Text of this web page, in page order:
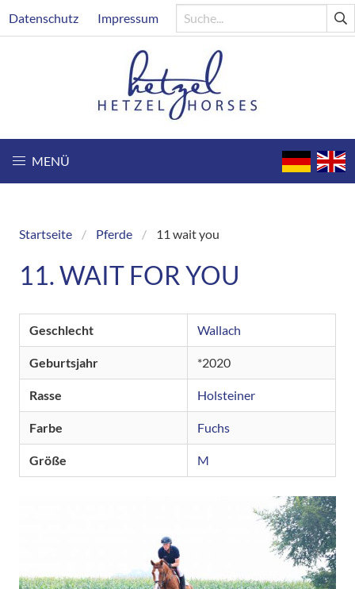
zum
Header
Datenschutz Impressum
MENÜ
Breadcrumb
Startseite Pferde 11 wait you
11. WAIT FOR YOU
Geschlecht Wallach
Geburtsjahr 2020
Rasse Holsteiner
Farbe Fuchs
Größe M